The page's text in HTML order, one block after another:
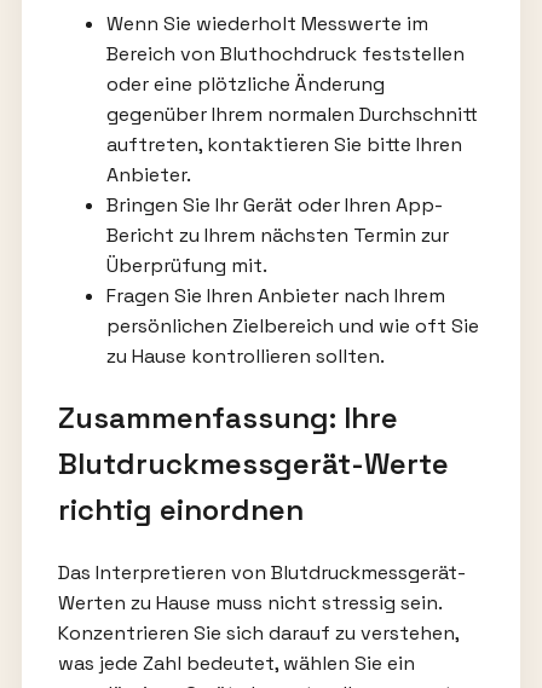
Wenn Sie wiederholt Messwerte im
Bereich von Bluthochdruck feststellen
oder eine plötzliche Änderung
gegenüber Ihrem normalen Durchschnitt
auftreten, kontaktieren Sie bitte Ihren
Anbieter.
Bringen Sie Ihr Gerät oder Ihren App-
Bericht zu Ihrem nächsten Termin zur
Überprüfung mit.
Fragen Sie Ihren Anbieter nach Ihrem
persönlichen Zielbereich und wie oft Sie
zu Hause kontrollieren sollten.
Zusammenfassung: Ihre
Blutdruckmessgerät-Werte
richtig einordnen
Das Interpretieren von Blutdruckmessgerät-
Werten zu Hause muss nicht stressig sein.
Konzentrieren Sie sich darauf zu verstehen,
was jede Zahl bedeutet, wählen Sie ein